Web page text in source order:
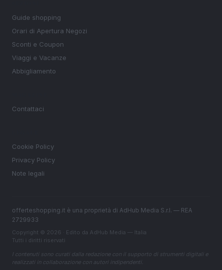
Guide shopping
Orari di Apertura Negozi
Sconti e Coupon
Viaggi e Vacanze
Abbigliamento
Contattaci
Cookie Policy
Privacy Policy
Note legali
offerteshopping.it è una proprietà di AdHub Media S.r.l. — REA
2729933
Copyright © 2026 · Edito da AdHub Media — Italia
Tutti i diritti riservati
I contenuti sono curati dalla redazione con il supporto di strumenti digitali e
realizzati in collaborazione con autori indipendenti.